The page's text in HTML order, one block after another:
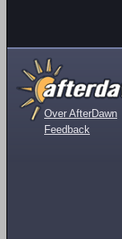
Over AfterDawn
Feedback